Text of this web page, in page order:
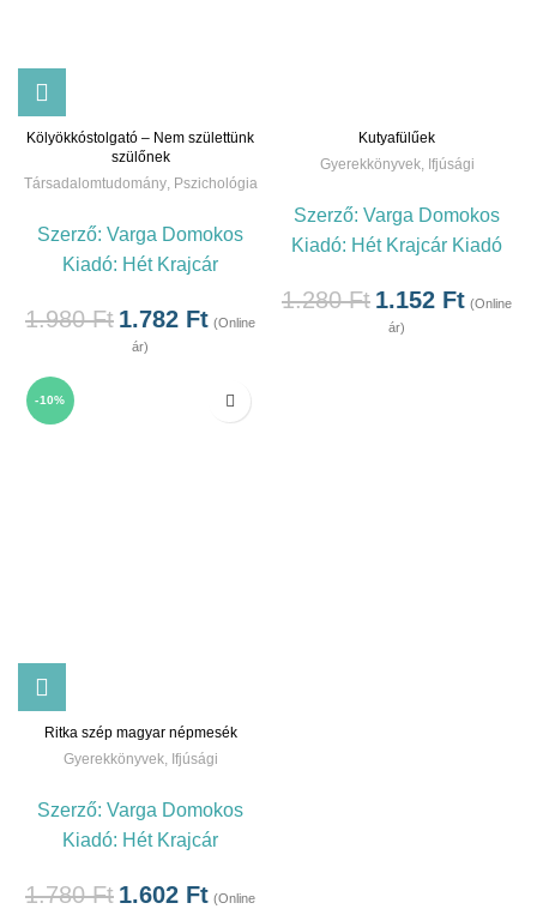
Kölyökkóstolgató – Nem születtünk
szülőnek
Társadalomtudomány, Pszichológia
Szerző: Varga Domokos
Kiadó: Hét Krajcár
1.980Ft 1.782 Ft (Online
ár)
Kutyafülűek
Gyerekkönyvek, Ifjúsági
Szerző: Varga Domokos
Kiadó: Hét Krajcár Kiadó
1.280Ft 1.152 Ft (Online
ár)
-10%
Ritka szép magyar népmesék
Gyerekkönyvek, Ifjúsági
Szerző: Varga Domokos
Kiadó: Hét Krajcár
1.780Ft 1.602 Ft (Online